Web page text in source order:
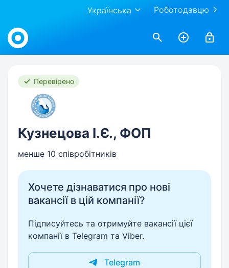
Роботодавцю
Українська
Work.ua
Перевірено
Кузнецова І.Є., ФОП
менше 10 співробітників
Хочете дізнаватися про нові
вакансії в цій компанії?
Підписуйтесь та отримуйте вакансії цієї
компанії в Telegram та Viber.
Telegram